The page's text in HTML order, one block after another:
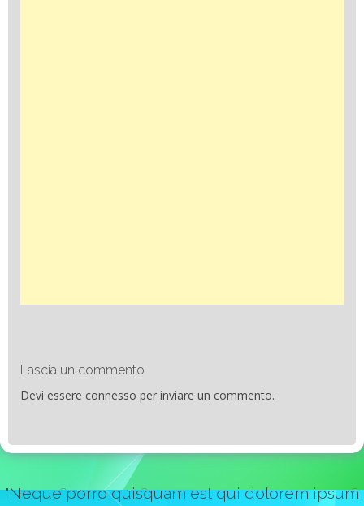
Lascia un commento
Devi essere connesso per inviare un commento.
"Neque porro quisquam est qui dolorem ipsum